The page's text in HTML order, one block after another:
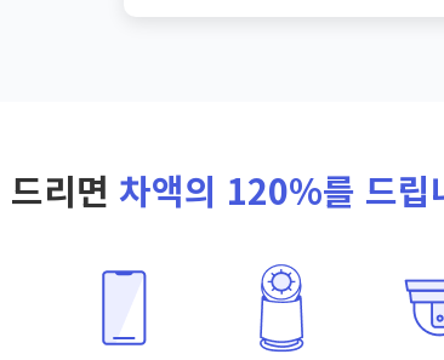
리면 차액의 120%를 드립